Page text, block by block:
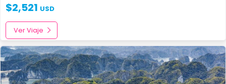
$2,521 USD
Ver Viaje